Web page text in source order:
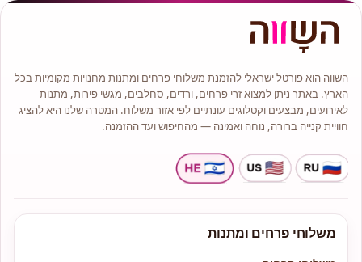
השווה הוא פורטל ישראלי להזמנת משלוחי פרחים ומתנות מחנויות מקומיות בכל
הארץ. באתר ניתן למצוא זרי פרחים, ורדים, סחלבים, מגשי פירות, מתנות
לאירועים, מבצעים וקטלוגים עונתיים לפי אזור משלוח. המטרה שלנו היא להציג
חוויית קנייה ברורה, נוחה ואמינה — מהחיפוש ועד ההזמנה.
משלוחי פרחים ומתנות